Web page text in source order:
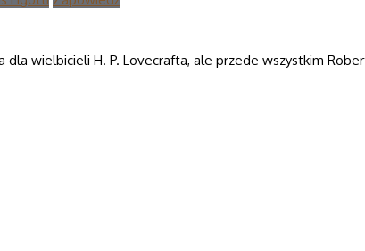
wielbicieli H. P. Lovecrafta, ale przede wszystkim